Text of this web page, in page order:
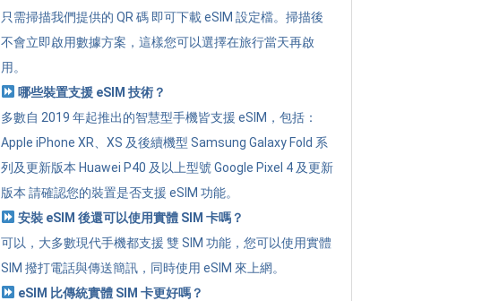
只需掃描我們提供的 QR 碼 即可下載 eSIM 設定檔。掃描後
不會立即啟用數據方案，這樣您可以選擇在旅行當天再啟
用。
哪些裝置支援 eSIM 技術？
多數自 2019 年起推出的智慧型手機皆支援 eSIM，包括：
Apple iPhone XR、XS 及後續機型 Samsung Galaxy Fold 系
列及更新版本 Huawei P40 及以上型號 Google Pixel 4 及更新
版本 請確認您的裝置是否支援 eSIM 功能。
安裝 eSIM 後還可以使用實體 SIM 卡嗎？
可以，大多數現代手機都支援 雙 SIM 功能，您可以使用實體
SIM 撥打電話與傳送簡訊，同時使用 eSIM 來上網。
eSIM 比傳統實體 SIM 卡更好嗎？